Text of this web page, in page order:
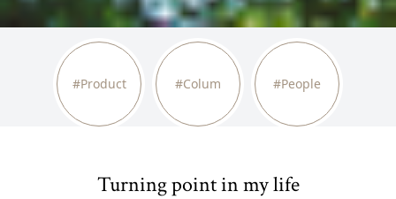
#Product #Colum #People
Turning point in my life